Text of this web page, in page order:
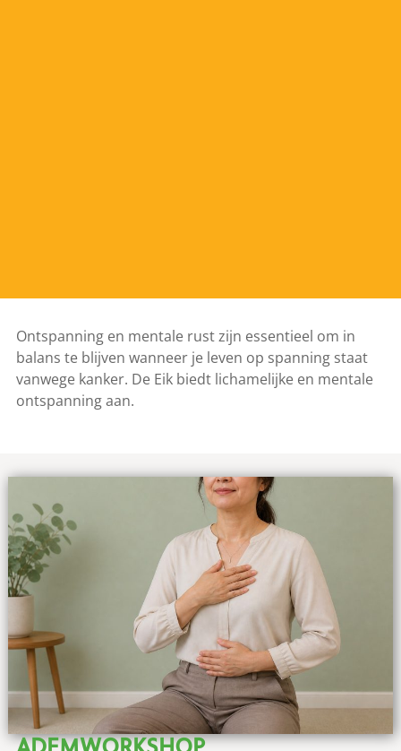
Ontspanning en mentale rust zijn essentieel om in
balans te blijven wanneer je leven op spanning staat
vanwege kanker. De Eik biedt lichamelijke en mentale
ontspanning aan.